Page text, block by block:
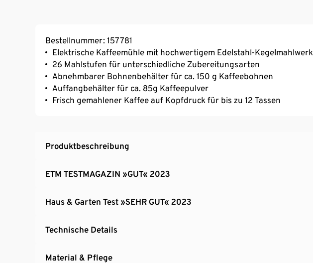
Bestellnummer: 157781
Elektrische Kaffeemühle mit hochwertigem Edelstahl-Kegelmahlwerk
26 Mahlstufen für unterschiedliche Zubereitungsarten
Abnehmbarer Bohnenbehälter für ca. 150 g Kaffeebohnen
Auffangbehälter für ca. 85g Kaffeepulver
Frisch gemahlener Kaffee auf Kopfdruck für bis zu 12 Tassen
Produktbeschreibung
ETM TESTMAGAZIN »GUT« 2023
Haus & Garten Test »SEHR GUT« 2023
Technische Details
Material & Pflege